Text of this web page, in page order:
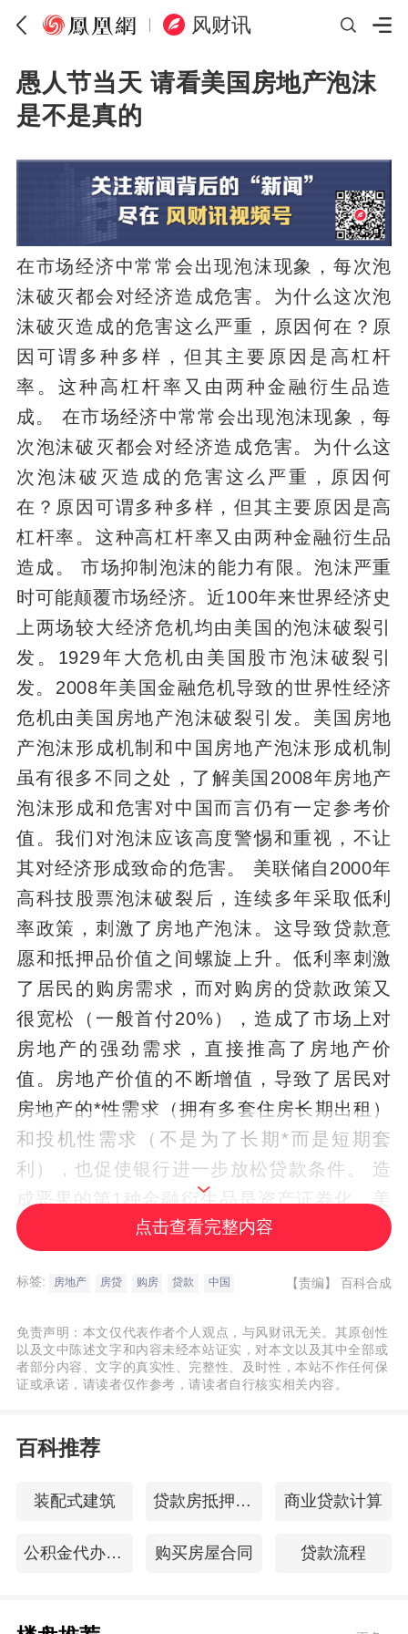
风财讯
愚人节当天 请看美国房地产泡沫
是不是真的
在市场经济中常常会出现泡沫现象，每次泡
沫破灭都会对经济造成危害。为什么这次泡
沫破灭造成的危害这么严重，原因何在？原
因可谓多种多样，但其主要原因是高杠杆
率。这种高杠杆率又由两种金融衍生品造
成。 在市场经济中常常会出现泡沫现象，每
次泡沫破灭都会对经济造成危害。为什么这
次泡沫破灭造成的危害这么严重，原因何
在？原因可谓多种多样，但其主要原因是高
杠杆率。这种高杠杆率又由两种金融衍生品
造成。 市场抑制泡沫的能力有限。泡沫严重
时可能颠覆市场经济。近100年来世界经济史
上两场较大经济危机均由美国的泡沫破裂引
发。1929年大危机由美国股市泡沫破裂引
发。2008年美国金融危机导致的世界性经济
危机由美国房地产泡沫破裂引发。美国房地
产泡沫形成机制和中国房地产泡沫形成机制
虽有很多不同之处，了解美国2008年房地产
泡沫形成和危害对中国而言仍有一定参考价
值。我们对泡沫应该高度警惕和重视，不让
其对经济形成致命的危害。 美联储自2000年
高科技股票泡沫破裂后，连续多年采取低利
率政策，刺激了房地产泡沫。这导致贷款意
愿和抵押品价值之间螺旋上升。低利率刺激
了居民的购房需求，而对购房的贷款政策又
很宽松（一般首付20%），造成了市场上对
房地产的强劲需求，直接推高了房地产价
值。房地产价值的不断增值，导致了居民对
房地产的*性需求（拥有多套住房长期出租）
和投机性需求（不是为了长期*而是短期套
利），也促使银行进一步放松贷款条件。 造
成恶果的第1种金融衍生品是资产证券化。美
国的商业银行知道次级房贷存在风险，他们
证券化，将其卖给*银行，把风险转移给*银
资产证券化带来了资金高流动性，为高杠杆
率打下基础。*银行以1美元的本金形成40美
高。 显然，*银行也知道1比40的高杠杆率意
公司为他们的融资担保。也就是说，如果*银
是所谓CDS，即信用违约互换
种金融衍生品。 政府对金融监管不力是导致
点击查看完整内容
标签: 房地产 房贷 购房 贷款 中国 【责编】 百科合成
免责声明：本文仅代表作者个人观点，与风财讯无关。其原创性
以及文中陈述文字和内容未经本站证实，对本文以及其中全部或
者部分内容、文字的真实性、完整性、及时性，本站不作任何保
证或承诺，请读者仅作参考，请读者自行核实相关内容。
百科推荐
装配式建筑 贷款房抵押贷款 商业贷款计算
公积金代办提取 购买房屋合同 贷款流程